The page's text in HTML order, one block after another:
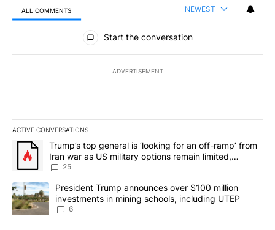
ALL COMMENTS NEWEST
All Comments
Start the conversation
ADVERTISEMENT
ACTIVE CONVERSATIONS
The following is a list of the most commented articles in the last
A trending article titled "Trump’s top general is ‘looking for an
Trump’s top general is ‘looking for an off-ramp’ from
Iran war as US military options remain limited,
sources say
25
A trending article titled "President Trump announces over $100
President Trump announces over $100 million
investments in mining schools, including UTEP
6